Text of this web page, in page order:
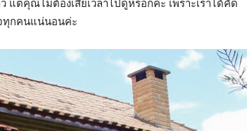
แต่คุณไม่ต้องเสียเวลาไปดูหรอกค่ะ เพราะเราได้คัด
ทุกคนแน่นอนค่ะ